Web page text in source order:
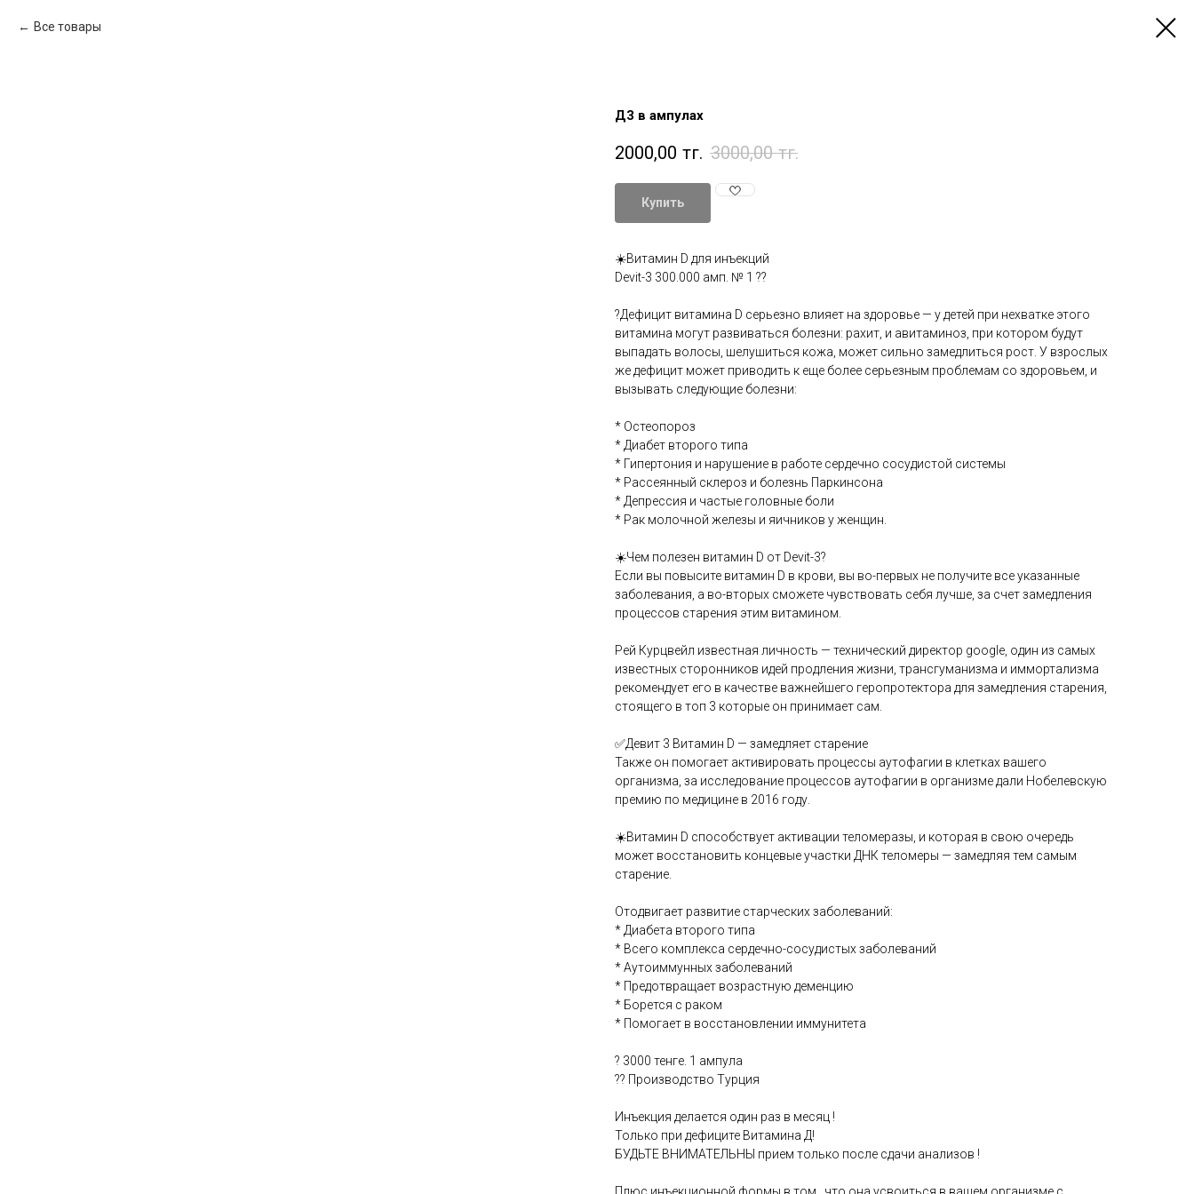
Все товары
Д3 в ампулах
2000,00 тг. 3000,00 тг.
Купить
☀️Витамин D для инъекций
Devit-3 300.000 амп. № 1 ??
?️Дефицит витамина D серьезно влияет на здоровье — у детей при нехватке этого
витамина могут развиваться болезни: рахит, и авитаминоз, при котором будут
выпадать волосы, шелушиться кожа, может сильно замедлиться рост. У взрослых
же дефицит может приводить к еще более серьезным проблемам со здоровьем, и
вызывать следующие болезни:
* Остеопороз
* Диабет второго типа
* Гипертония и нарушение в работе сердечно сосудистой системы
* Рассеянный склероз и болезнь Паркинсона
* Депрессия и частые головные боли
* Рак молочной железы и яичников у женщин.
☀️Чем полезен витамин D от Devit-3?
Если вы повысите витамин D в крови, вы во-первых не получите все указанные
заболевания, а во-вторых сможете чувствовать себя лучше, за счет замедления
процессов старения этим витамином.
Рей Курцвейл известная личность — технический директор google, один из самых
известных сторонников идей продления жизни, трансгуманизма и иммортализма
рекомендует его в качестве важнейшего геропротектора для замедления старения,
стоящего в топ 3 которые он принимает сам.
✅Девит 3 Витамин D — замедляет старение
Также он помогает активировать процессы аутофагии в клетках вашего
организма, за исследование процессов аутофагии в организме дали Нобелевскую
премию по медицине в 2016 году.
☀️Витамин D способствует активации теломеразы, и которая в свою очередь
может восстановить концевые участки ДНК теломеры — замедляя тем самым
старение.
Отодвигает развитие старческих заболеваний:
* Диабета второго типа
* Всего комплекса сердечно-сосудистых заболеваний
* Аутоиммунных заболеваний
* Предотвращает возрастную деменцию
* Борется с раком
* Помогает в восстановлении иммунитета
? 3000 тенге. 1 ампула
?? Производство Турция
Инъекция делается один раз в месяц !
Только при дефиците Витамина Д!
БУДЬТЕ ВНИМАТЕЛЬНЫ прием только после сдачи анализов !